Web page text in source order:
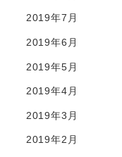
2019年7月
2019年6月
2019年5月
2019年4月
2019年3月
2019年2月